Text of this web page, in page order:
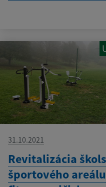
31.10.2021
Revitalizácia
športového